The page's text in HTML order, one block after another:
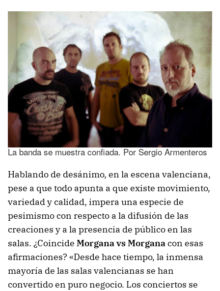
La banda se muestra confiada. Por Sergio Armenteros
Hablando de desánimo, en la escena valenciana,
pese a que todo apunta a que existe movimiento,
variedad y calidad, impera una especie de
pesimismo con respecto a la difusión de las
creaciones y a la presencia de público en las
salas. ¿Coincide Morgana vs Morganacon esas
afirmaciones? «Desde hace tiempo, la inmensa
mayoría de las salas valencianas se han
convertido en puro negocio. Los conciertos se